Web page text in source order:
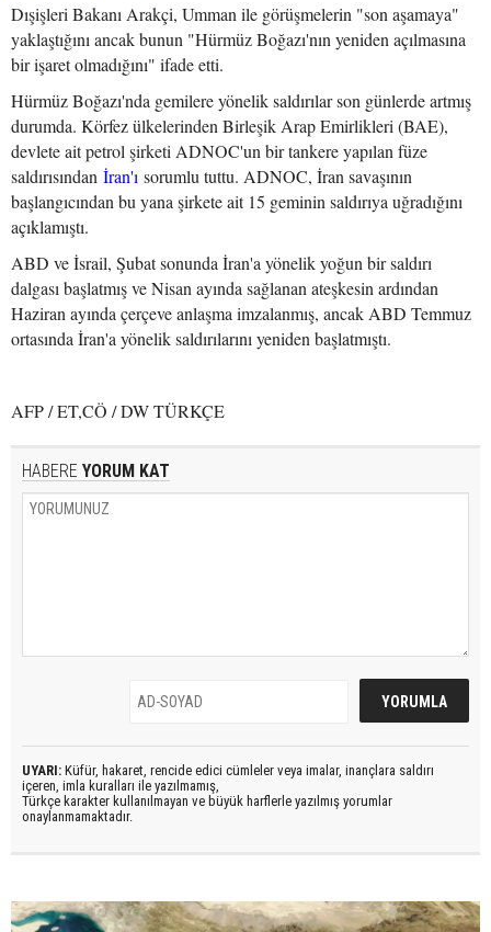
Dışişleri Bakanı Arakçi, Umman ile görüşmelerin "son aşamaya"
yaklaştığını ancak bunun "Hürmüz Boğazı'nın yeniden açılmasına
bir işaret olmadığını" ifade etti.
Hürmüz Boğazı'nda gemilere yönelik saldırılar son günlerde artmış
durumda. Körfez ülkelerinden Birleşik Arap Emirlikleri (BAE),
devlete ait petrol şirketi ADNOC'un bir tankere yapılan füze
saldırısından İran'ı sorumlu tuttu. ADNOC, İran savaşının
başlangıcından bu yana şirkete ait 15 geminin saldırıya uğradığını
açıklamıştı.
ABD ve İsrail, Şubat sonunda İran'a yönelik yoğun bir saldırı
dalgası başlatmış ve Nisan ayında sağlanan ateşkesin ardından
Haziran ayında çerçeve anlaşma imzalanmış, ancak ABD Temmuz
ortasında İran'a yönelik saldırılarını yeniden başlatmıştı.
AFP / ET,CÖ / DW TÜRKÇE
HABERE YORUM KAT
UYARI: Küfür, hakaret, rencide edici cümleler veya imalar, inançlara saldırı
içeren, imla kuralları ile yazılmamış,
Türkçe karakter kullanılmayan ve büyük harflerle yazılmış yorumlar
onaylanmamaktadır.